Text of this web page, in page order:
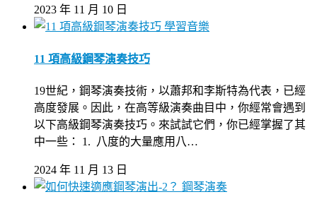
2023 年 11 月 10 日
學習音樂
11 項高級鋼琴演奏技巧
19世紀，鋼琴演奏技術，以蕭邦和李斯特為代表，已經
高度發展。因此，在高等級演奏曲目中，你經常會遇到
以下高級鋼琴演奏技巧。來試試它們，你已經掌握了其
中一些： 1. 八度的大量應用八…
2024 年 11 月 13 日
鋼琴演奏